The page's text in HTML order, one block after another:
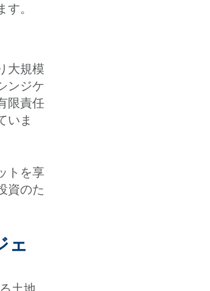
。
大規模
ンジケ
限責任
いま
トを享
資のた
ェ